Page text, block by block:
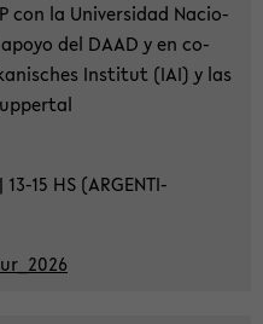
con la Uni­ver­sidad Na­cio­
del DAAD y en co­
In­sti­tut (IAI) y las
15 HS (AR­GEN­TI­